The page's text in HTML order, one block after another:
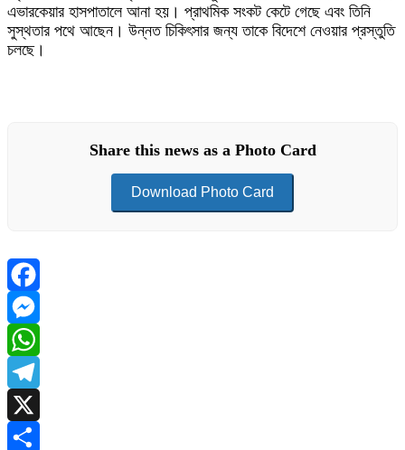
এভারকেয়ার হাসপাতালে আনা হয়। প্রাথমিক সংকট কেটে গেছে এবং তিনি
সুস্থতার পথে আছেন। উন্নত চিকিৎসার জন্য তাকে বিদেশে নেওয়ার প্রস্তুতি
চলছে।
Share this news as a Photo Card
Download Photo Card
Facebook
Messenger
WhatsApp
Telegram
X